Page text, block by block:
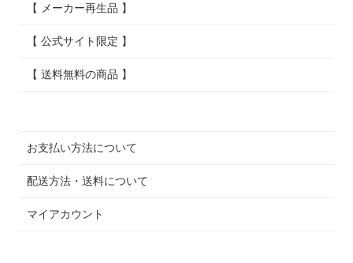
【 メーカー再生品 】
【 公式サイト限定 】
【 送料無料の商品 】
お支払い方法について
配送方法・送料について
マイアカウント